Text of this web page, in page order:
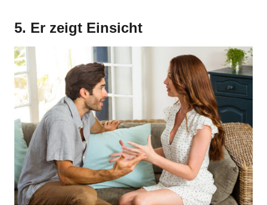
5. Er zeigt Einsicht